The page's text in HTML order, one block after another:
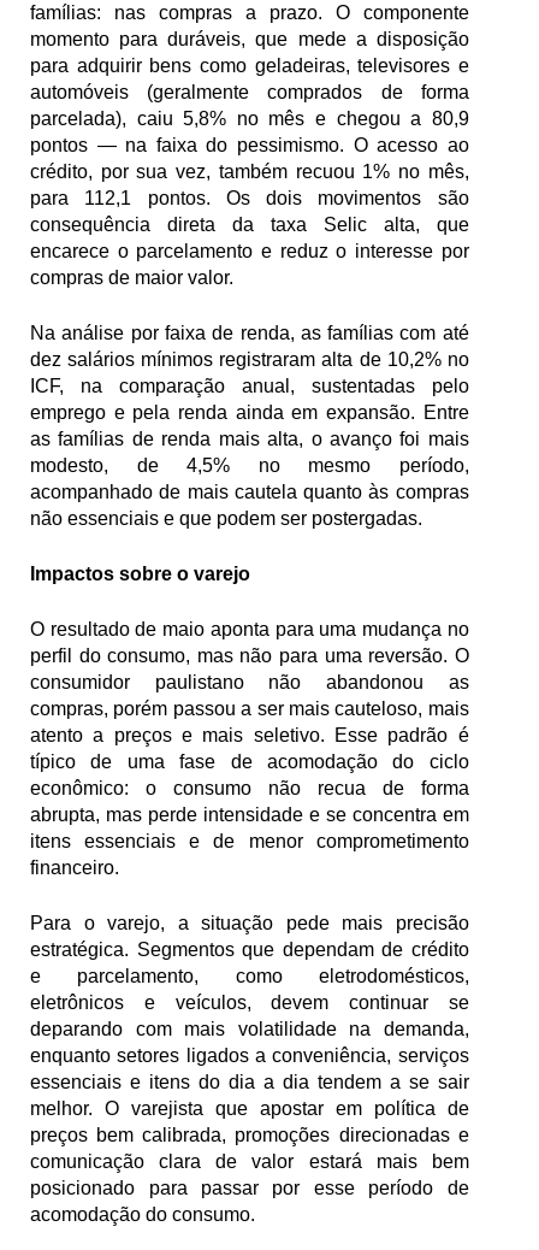
famílias: nas compras a prazo. O componente
momento para duráveis, que mede a disposição
para adquirir bens como geladeiras, televisores e
automóveis (geralmente comprados de forma
parcelada), caiu 5,8% no mês e chegou a 80,9
pontos — na faixa do pessimismo. O acesso ao
crédito, por sua vez, também recuou 1% no mês,
para 112,1 pontos. Os dois movimentos são
consequência direta da taxa Selic alta, que
encarece o parcelamento e reduz o interesse por
compras de maior valor.
Na análise por faixa de renda, as famílias com até
dez salários mínimos registraram alta de 10,2% no
ICF, na comparação anual, sustentadas pelo
emprego e pela renda ainda em expansão. Entre
as famílias de renda mais alta, o avanço foi mais
modesto, de 4,5% no mesmo período,
acompanhado de mais cautela quanto às compras
não essenciais e que podem ser postergadas.
Impactos sobre o varejo
O resultado de maio aponta para uma mudança no
perfil do consumo, mas não para uma reversão. O
consumidor paulistano não abandonou as
compras, porém passou a ser mais cauteloso, mais
atento a preços e mais seletivo. Esse padrão é
típico de uma fase de acomodação do ciclo
econômico: o consumo não recua de forma
abrupta, mas perde intensidade e se concentra em
itens essenciais e de menor comprometimento
financeiro.
Para o varejo, a situação pede mais precisão
estratégica. Segmentos que dependam de crédito
e parcelamento, como eletrodomésticos,
eletrônicos e veículos, devem continuar se
deparando com mais volatilidade na demanda,
enquanto setores ligados a conveniência, serviços
essenciais e itens do dia a dia tendem a se sair
melhor. O varejista que apostar em política de
preços bem calibrada, promoções direcionadas e
comunicação clara de valor estará mais bem
posicionado para passar por esse período de
acomodação do consumo.